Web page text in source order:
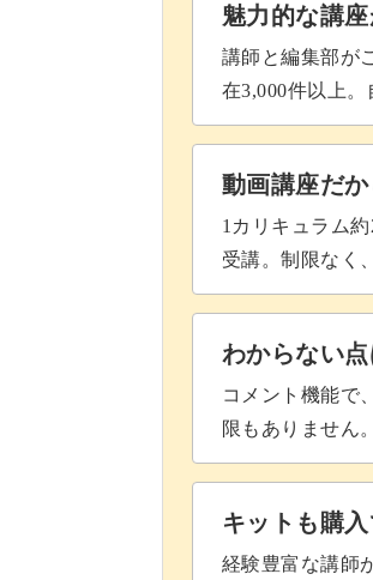
使用する道具は、ミ
お菓子作りの第一
こうじの習慣
こうじの効果を体感
魅力的な講
講師と編集部が
在3,000件以上。
動画講座だ
1カリキュラム
受講。制限なく
わからない
コメント機能で
限もありません。
キットも購
経験豊富な講師